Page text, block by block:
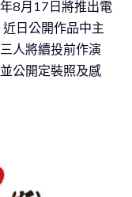
8月17日將推出電
日公開作品中主
人將續投前作演
公開定裝照及感